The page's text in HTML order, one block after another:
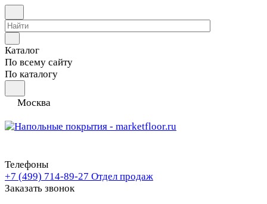
Каталог
По всему сайту
По каталогу
Москва
Телефоны
+7 (499) 714-89-27 Отдел продаж
Заказать звонок